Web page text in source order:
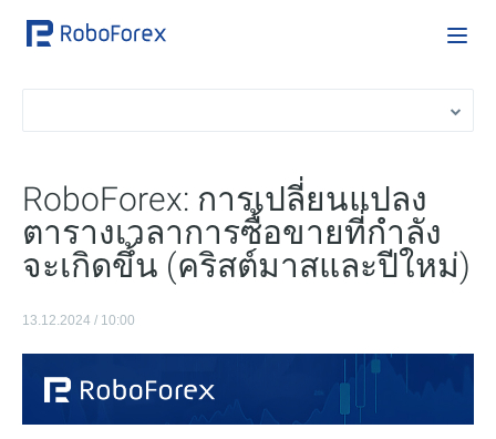
RoboForex: การเปลี่ยนแปลง
ตารางเวลาการซื้อขายที่กำลัง
จะเกิดขึ้น (คริสต์มาสและปีใหม่)
13.12.2024 / 10:00